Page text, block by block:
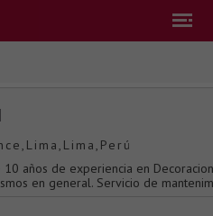
10 años de experiencia en
en general. Servicio de